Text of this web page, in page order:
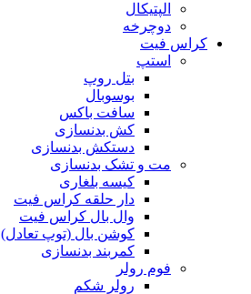
الپتیکال
دوچرخه
کراس فیت
استپ
بتل روپ
بوسوبال
سافت باکس
کش بدنسازی
دستکش بدنسازی
مت و تشک بدنسازی
کیسه بلغاری
دار حلقه کراس فیت
وال بال کراس فیت
کوشن بال (توپ تعادل)
کمربند بدنسازی
فوم رولر
رولر شکم